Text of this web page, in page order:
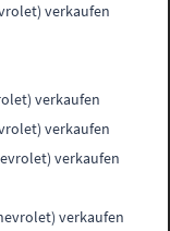
verkaufen
verkaufen
verkaufen
verkaufen
verkaufen